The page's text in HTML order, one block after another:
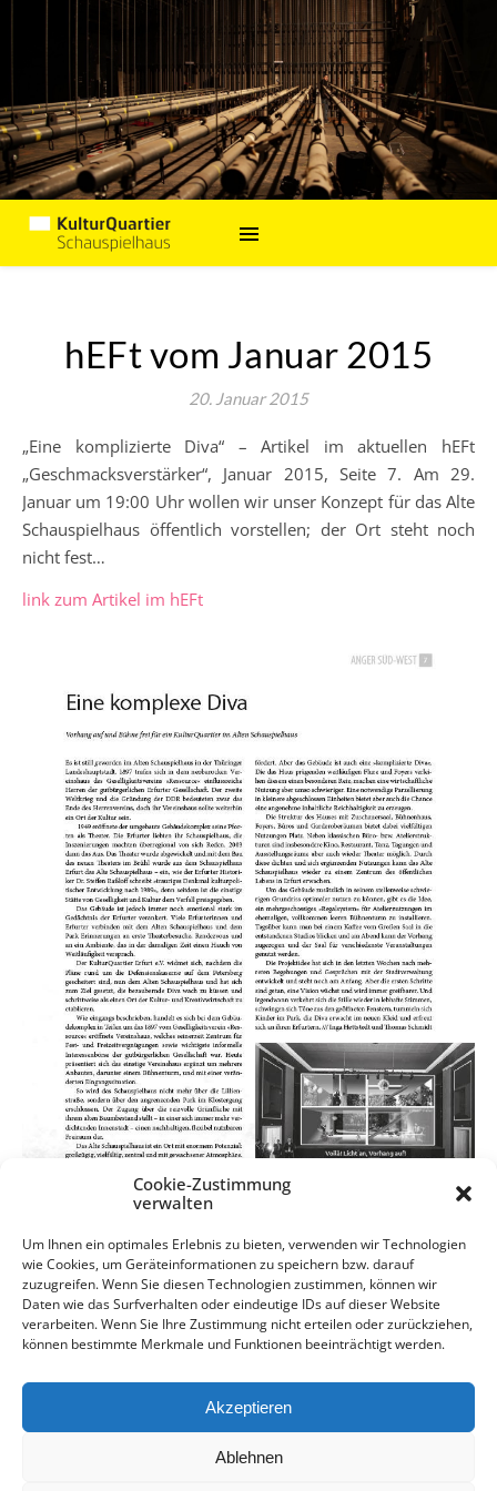
Cookie-Zustimmung
verwalten
Um Ihnen ein optimales Erlebnis zu bieten, verwenden wir Technologien
wie Cookies, um Geräteinformationen zu speichern bzw. darauf
zuzugreifen. Wenn Sie diesen Technologien zustimmen, können wir
Daten wie das Surfverhalten oder eindeutige IDs auf dieser Website
verarbeiten. Wenn Sie Ihre Zustimmung nicht erteilen oder zurückziehen,
können bestimmte Merkmale und Funktionen beeinträchtigt werden.
Akzeptieren
Ablehnen
hEFt vom Januar 2015
20. Januar 2015
„Eine komplizierte Diva“ – Artikel im aktuellen hEFt
„Geschmacksverstärker“, Januar 2015, Seite 7. Am 29.
Januar um 19:00 Uhr wollen wir unser Konzept für das Alte
Schauspielhaus öffentlich vorstellen; der Ort steht noch
nicht fest…
link zum Artikel im hEFt
Impressum Datenschutz